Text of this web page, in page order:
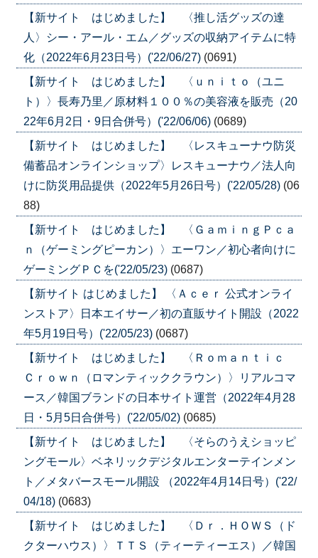
【新サイト はじめました】 〈推し活グッズの達
人〉シー・アール・エム／グッズの収納アイテムに特
化（2022年6月23日号）('22/06/27) (0691)
【新サイト はじめました】 〈ｕｎｉｔｏ（ユニ
ト）〉長寿乃里／原材料１００％の美容液を販売（20
22年6月2日・9日合併号）('22/06/06) (0689)
【新サイト はじめました】 〈レスキューナウ防災
備蓄品オンラインショップ〉レスキューナウ／法人向
けに防災用品提供（2022年5月26日号）('22/05/28) (06
88)
【新サイト はじめました】 〈ＧａｍｉｎｇＰｃａ
ｎ（ゲーミングピーカン）〉エーワン／初心者向けに
ゲーミングＰＣを('22/05/23) (0687)
【新サイト はじめました】 〈Ａｃｅｒ 公式オンライ
ンストア〉日本エイサー／初の直販サイト開設（2022
年5月19日号）('22/05/23) (0687)
【新サイト はじめました】 〈Ｒｏｍａｎｔｉｃ
Ｃｒｏｗｎ（ロマンティッククラウン）〉リアルコマ
ース／韓国ブランドの日本サイト運営（2022年4月28
日・5月5日合併号）('22/05/02) (0685)
【新サイト はじめました】 〈そらのうえショッピ
ングモール〉ベネリックデジタルエンターテインメン
ト／メタバースモール開設 （2022年4月14日号）('22/
04/18) (0683)
【新サイト はじめました】 〈Ｄｒ．ＨＯＷＳ（ド
クターハウス）〉ＴＴＳ（ティーティーエス）／韓国